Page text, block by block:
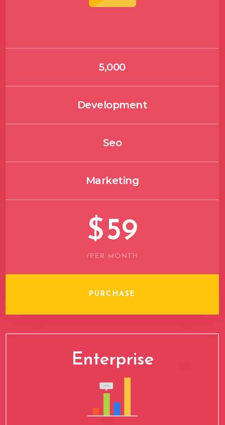
5,000
Development
Seo
Marketing
$59
/PER MONTH
PURCHASE
Enterprise